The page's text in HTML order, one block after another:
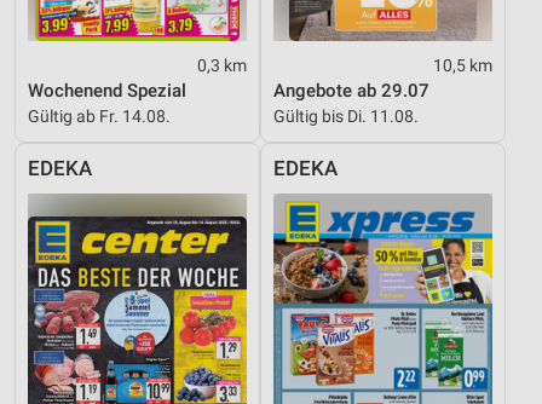
0,3 km
Wochenend Spezial
Gültig ab Fr. 14.08.
10,5 km
Angebote ab 29.07
Gültig bis Di. 11.08.
EDEKA EDEKA